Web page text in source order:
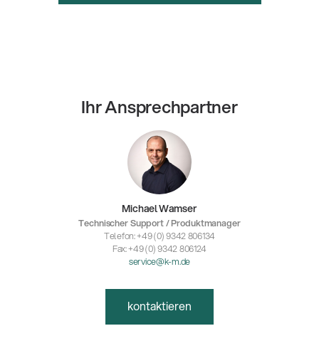
Ihr Ansprechpartner
Michael Wamser
Technischer Support / Produktmanager
Telefon: +49 (0) 9342 806134
Fax: +49 (0) 9342 806124
service@k-m.de
kontaktieren